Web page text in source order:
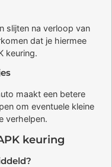
slijten na verloop van
dat je hiermee
keuring.
maakt een betere
om eventuele kleine
verhelpen.
keuring